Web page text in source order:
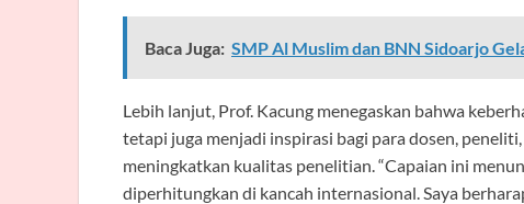
Baca Juga: SMP Al Muslim dan BNN Sidoarjo
Lebih lanjut, Prof. Kacung menegaskan bahwa
tetapi juga menjadi inspirasi bagi para dosen,
meningkatkan kualitas penelitian. “Capaian ini
diperhitungkan di kancah internasional. Saya